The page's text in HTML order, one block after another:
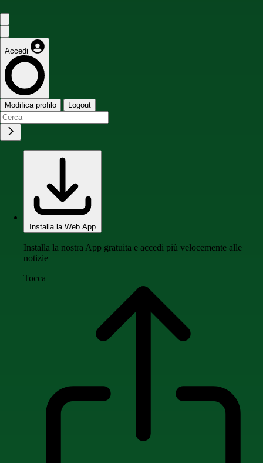
Accedi
Modifica profilo Logout
Installa la Web App
Installa la nostra App gratuita e accedi più velocemente alle
notizie
Tocca